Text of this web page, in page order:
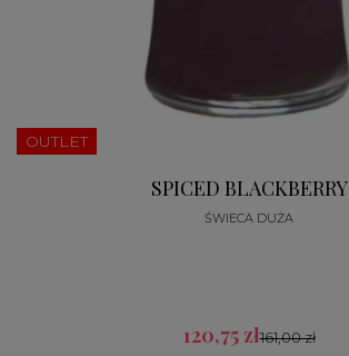
OUTLET
SPICED BLACKBERRY
ŚWIECA DUŻA
120,75 zł161,00 zł